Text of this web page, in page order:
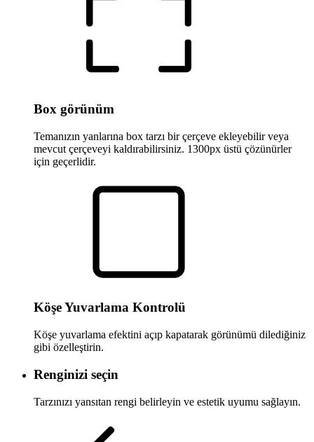
Box görünüm
Temanızın yanlarına box tarzı bir çerçeve ekleyebilir veya
mevcut çerçeveyi kaldırabilirsiniz. 1300px üstü çözünürler
için geçerlidir.
Köşe Yuvarlama Kontrolü
Köşe yuvarlama efektini açıp kapatarak görünümü dilediğiniz
gibi özelleştirin.
Renginizi seçin
Tarzınızı yansıtan rengi belirleyin ve estetik uyumu sağlayın.